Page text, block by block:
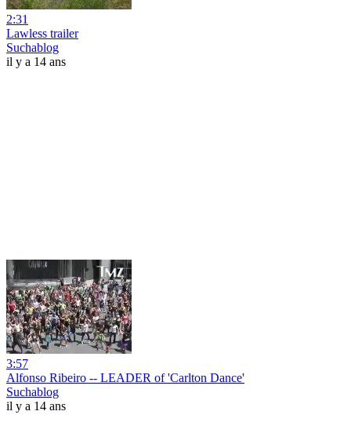
2:31
Lawless trailer
Suchablog
il y a 14 ans
3:57
Alfonso Ribeiro -- LEADER of 'Carlton Dance'
Suchablog
il y a 14 ans